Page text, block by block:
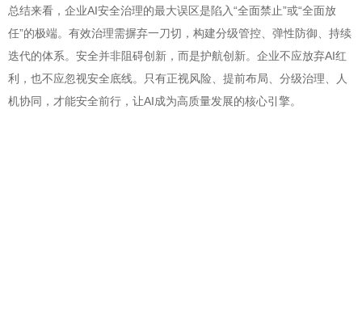
总结来看，企业AI安全治理的最大误区是陷入“全面禁止”或“全面放
任”的极端。有效治理需摒弃一刀切，构建分级管控、弹性防御、持续
迭代的体系。安全并非阻碍创新，而是护航创新。企业不应放弃AI红
利，也不应忽视安全底线。只有正视风险、提前布局、分级治理、人
机协同，才能安全前行，让AI成为高质量发展的核心引擎。